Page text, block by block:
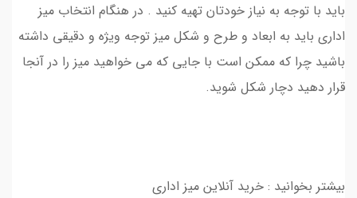
باید با توجه به نیاز خودتان تهیه کنید . در هنگام انتخاب میز
اداری باید به ابعاد و طرح و شکل میز توجه ویژه و دقیقی داشته
باشید چرا که ممکن است با جایی که می خواهید میز را در آنجا
قرار دهید دچار شکل شوید.
بیشتر بخوانید : خرید آنلاین میز اداری